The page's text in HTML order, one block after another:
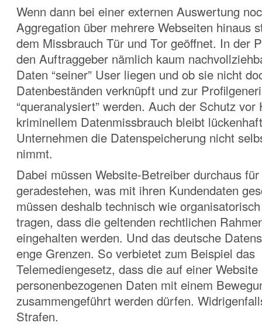
Wenn dann bei einer externen Auswertung
Aggregation über mehrere Webseiten hinaus
dem Missbrauch Tür und Tor geöffnet. In der
den Auftraggeber nämlich kaum
Daten “seiner” User liegen und ob sie nicht
Datenbeständen verknüpft und zur
“queranalysiert” werden. Auch der Schutz vor
kriminellem Datenmissbrauch bleibt
Unternehmen die Datenspeicherung nicht
nimmt.
Dabei müssen Website-Betreiber durchaus
geradestehen, was mit ihren Kundendaten
müssen deshalb technisch wie
tragen, dass die geltenden rechtlichen
eingehalten werden. Und das deutsche
enge Grenzen. So verbietet zum Beispiel das
Telemediengesetz, dass die auf einer
personenbezogenen Daten mit einem
zusammengeführt werden dürfen.
Strafen.